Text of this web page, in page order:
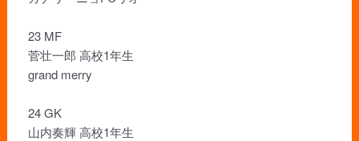
23 MF
菅壮一郎 高校1年生
grand merry
24 GK
山内奏輝 高校1年生